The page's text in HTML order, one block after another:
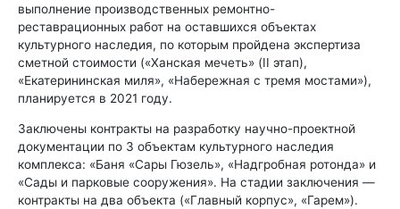
выполнение производственных ремонтно-
реставрационных работ на оставшихся объектах
культурного наследия, по которым пройдена экспертиза
сметной стоимости («Ханская мечеть» (II этап),
«Екатерининская миля», «Набережная с тремя мостами»),
планируется в 2021 году.
Заключены контракты на разработку научно-проектной
документации по 3 объектам культурного наследия
комплекса: «Баня «Сары Гюзель», «Надгробная ротонда» и
«Сады и парковые сооружения». На стадии заключения —
контракты на два объекта («Главный корпус», «Гарем»).